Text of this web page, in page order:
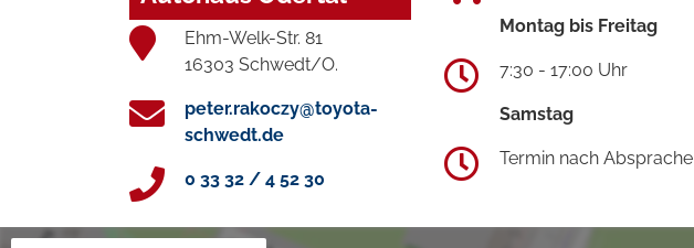
Ehm-Welk-Str. 81
16303 Schwedt/O.
peter.rakoczy@toyota-
schwedt.de
0 33 32 / 4 52 30
Montag bis Freitag
7:30 - 17:00 Uhr
Samstag
Termin nach Absprache